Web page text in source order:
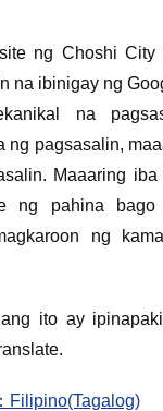
ng Choshi City
na ibinigay ng
na
ng pagsasalin,
Maaaring
ng pahina bago
ng
ito ay
Filipino(Tagalog)